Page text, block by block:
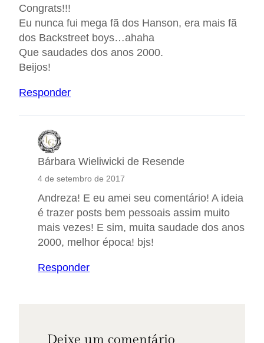
Congrats!!!
Eu nunca fui mega fã dos Hanson, era mais fã
dos Backstreet boys…ahaha
Que saudades dos anos 2000.
Beijos!
Responder
Bárbara Wieliwicki de Resende
4 de setembro de 2017
Andreza! E eu amei seu comentário! A ideia
é trazer posts bem pessoais assim muito
mais vezes! E sim, muita saudade dos anos
2000, melhor época! bjs!
Responder
Deixe um comentário